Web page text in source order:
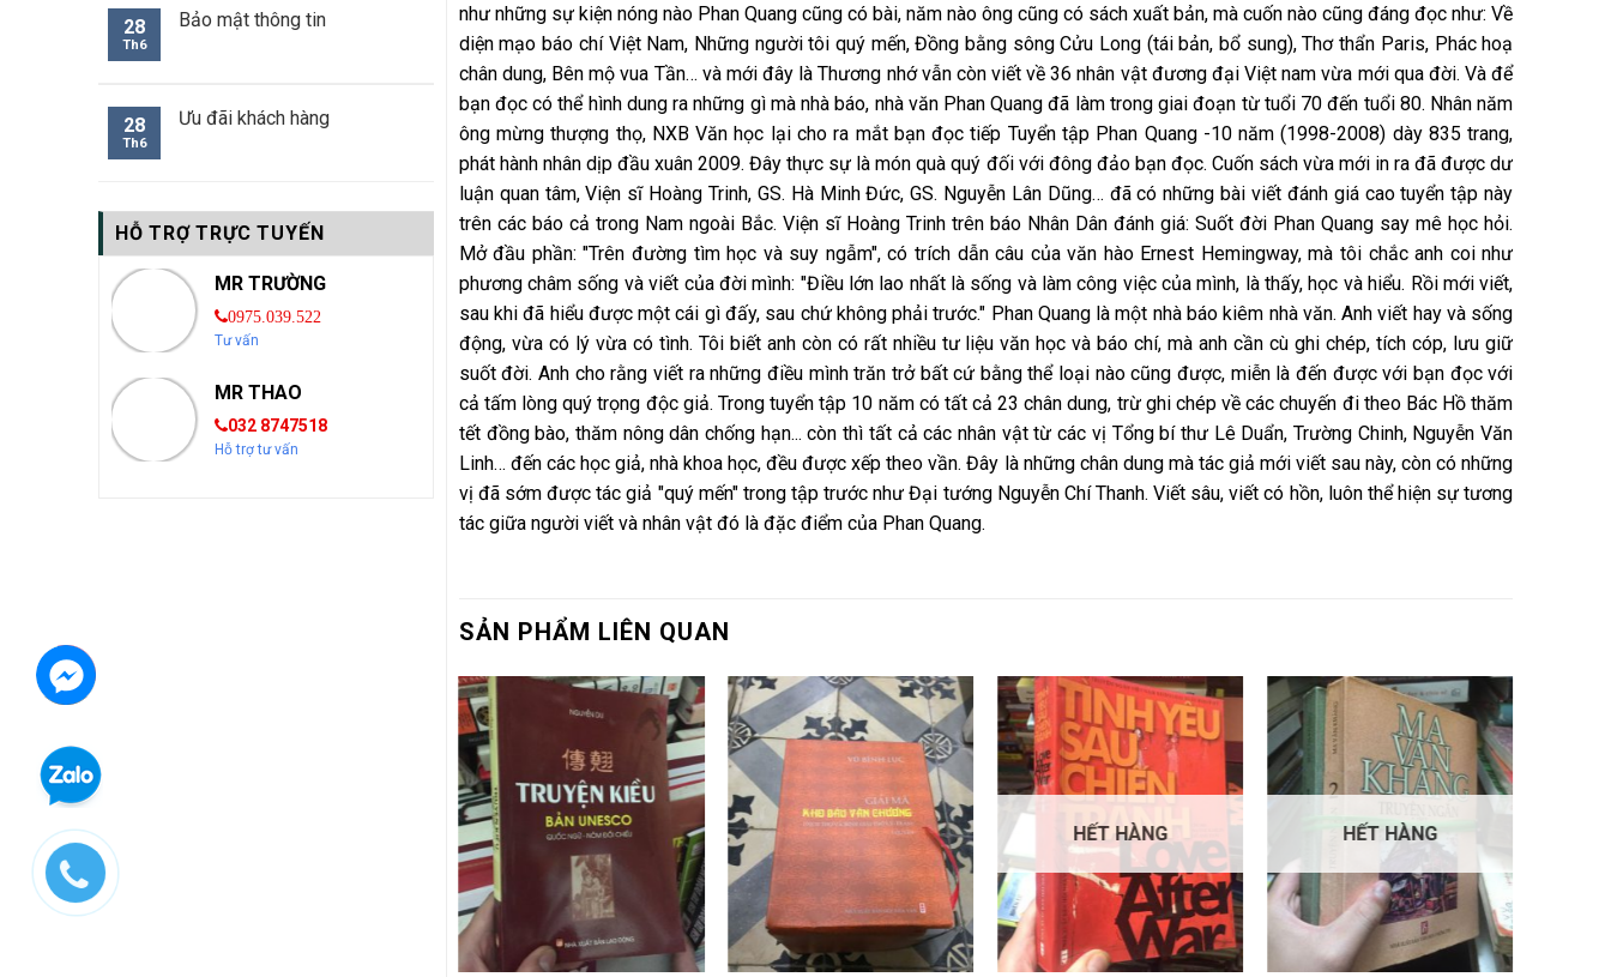
28
Th6
Bảo mật thông tin
28
Th6
Ưu đãi khách hàng
HỖ TRỢ TRỰC TUYẾN
MR TRƯỜNG
0975.039.522
Tư vấn
MR THAO
032 8747518
Hỗ trợ tư vấn
như những sự kiện nóng nào Phan Quang cũng có bài, năm nào ông cũng có sách xuất bản, mà cuốn nào cũng đáng đọc như: Về
diện mạo báo chí Việt Nam, Những người tôi quý mến, Đồng bằng sông Cửu Long (tái bản, bổ sung), Thơ thẩn Paris, Phác hoạ
chân dung, Bên mộ vua Tần… và mới đây là Thương nhớ vẫn còn viết về 36 nhân vật đương đại Việt nam vừa mới qua đời. Và để
bạn đọc có thể hình dung ra những gì mà nhà báo, nhà văn Phan Quang đã làm trong giai đoạn từ tuổi 70 đến tuổi 80. Nhân năm
ông mừng thượng thọ, NXB Văn học lại cho ra mắt bạn đọc tiếp Tuyển tập Phan Quang -10 năm (1998-2008) dày 835 trang,
phát hành nhân dịp đầu xuân 2009. Đây thực sự là món quà quý đối với đông đảo bạn đọc. Cuốn sách vừa mới in ra đã được dư
luận quan tâm, Viện sĩ Hoàng Trinh, GS. Hà Minh Đức, GS. Nguyễn Lân Dũng… đã có những bài viết đánh giá cao tuyển tập này
trên các báo cả trong Nam ngoài Bắc. Viện sĩ Hoàng Trinh trên báo Nhân Dân đánh giá: Suốt đời Phan Quang say mê học hỏi.
Mở đầu phần: "Trên đường tìm học và suy ngẫm", có trích dẫn câu của văn hào Ernest Hemingway, mà tôi chắc anh coi như
phương châm sống và viết của đời mình: "Điều lớn lao nhất là sống và làm công việc của mình, là thấy, học và hiểu. Rồi mới viết,
sau khi đã hiểu được một cái gì đấy, sau chứ không phải trước." Phan Quang là một nhà báo kiêm nhà văn. Anh viết hay và sống
động, vừa có lý vừa có tình. Tôi biết anh còn có rất nhiều tư liệu văn học và báo chí, mà anh cần cù ghi chép, tích cóp, lưu giữ
suốt đời. Anh cho rằng viết ra những điều mình trăn trở bất cứ bằng thể loại nào cũng được, miễn là đến được với bạn đọc với
cả tấm lòng quý trọng độc giả. Trong tuyển tập 10 năm có tất cả 23 chân dung, trừ ghi chép về các chuyến đi theo Bác Hồ thăm
tết đồng bào, thăm nông dân chống hạn... còn thì tất cả các nhân vật từ các vị Tổng bí thư Lê Duẩn, Trường Chinh, Nguyễn Văn
Linh… đến các học giả, nhà khoa học, đều được xếp theo vần. Đây là những chân dung mà tác giả mới viết sau này, còn có những
vị đã sớm được tác giả "quý mến" trong tập trước như Đại tướng Nguyễn Chí Thanh. Viết sâu, viết có hồn, luôn thể hiện sự tương
tác giữa người viết và nhân vật đó là đặc điểm của Phan Quang.
SẢN PHẨM LIÊN QUAN
HẾT HÀNG HẾT HÀNG
HÀNG